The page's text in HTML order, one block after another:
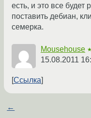
есть, и это все
поставить дебиан,
семерка.
Mousehouse ★
15.08.2011
Ссылка
←